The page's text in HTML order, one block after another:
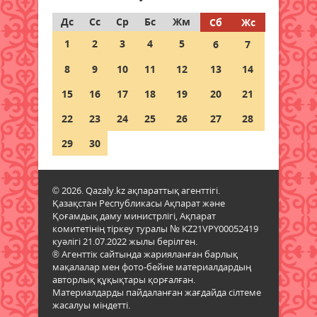
мамандары мен архив
қызметкерлеріне мемлекеттік
қолдау көрсетілмек
07 тамыз 2026 ж.
Қазақстанға кеспе тас,
жиектастар мен гранит әкелуге
тыйым салынды: тізбе
нақтыланды
07 тамыз 2026 ж.
Қазақстанға Ираннан +41°С-қа
дейінгі аптап ыстық келеді
07 тамыз 2026 ж. 60
«Дауыс беру учаскесін қалай
табуға болады?»
07 тамыз 2026 ж. 67
Дс
Сс Ср Бс Жм Сб
Жс
1
2 3 4 5 6
7
8
9 10 11 12 13
14
15
16 17 18 19 20
21
22
23 24 25 26 27
28
29
30
© 2026. Qazaly.kz ақпараттық агенттігі.
Қазақстан Республикасы Ақпарат және
Қоғамдық даму министрлігі, Ақпарат
комитетінің тіркеу туралы № KZ21VPY00052419
куәлігі 21.07.2022 жылы берілген.
® Агенттік сайтында жарияланған барлық
мақалалар мен фото-бейне материалдардың
авторлық құқықтары қорғалған.
Материалдарды пайдаланған жағдайда сілтеме
жасалуы міндетті.